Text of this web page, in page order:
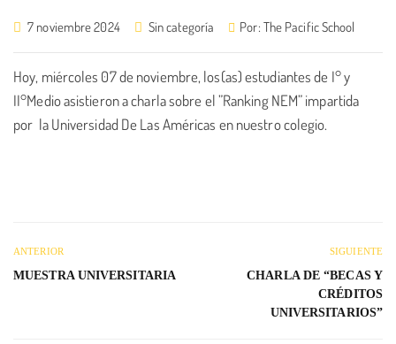
7 noviembre 2024 Sin categoría Por: The Pacific School
Hoy, miércoles 07 de noviembre, los(as) estudiantes de I° y
II°Medio asistieron a charla sobre el ”Ranking NEM” impartida
por la Universidad De Las Américas en nuestro colegio.
ANTERIOR
MUESTRA UNIVERSITARIA
SIGUIENTE
CHARLA DE “BECAS Y
CRÉDITOS
UNIVERSITARIOS”